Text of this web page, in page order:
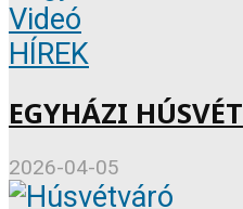
Videó
HÍREK
EGYHÁZI HÚSVÉT
2026-04-05